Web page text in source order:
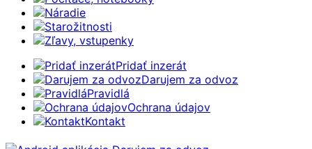
Náradie
Starožitnosti
Zľavy, vstupenky
Pridať inzerát
Darujem za odvoz
Pravidlá
Ochrana údajov
Kontakt